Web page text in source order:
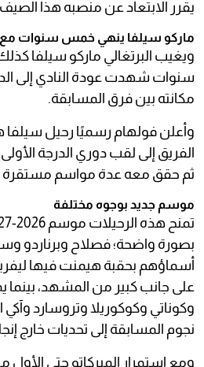
يقرر الابتعاد عن منصبه هذا
ماركو سيلفا ينهي خمس سنوات مع
ويغيب البرتغالي ماركو سيلفا
سنوات شهدت عودة النادي إلى
مكانته بين فرق المسابقة.
وأعلن فولهام رسميًا رحيل سيلفا
الفريق إلى لقب دوري الدرجة الأولى
ثم حقق معه عدة مواسم مستقرة
موسم جديد بوجوه مختلفة
بصورة واضحة؛ فصلاح وبرناردو
أسماؤهم بحقبة هيمنت فيها
على جانب كبير من المشهد، بينما
وكوناتي وكوكوريلا وتروسارد
نجوم المسابقة إلى تحديات خارج
ومع استمرار الميركاتو حتى الأول